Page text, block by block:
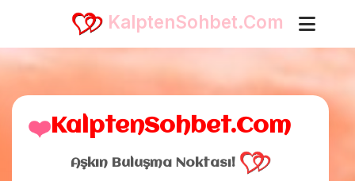
KalptenSohbet.Com
❤️KalptenSohbet.Com
Aşkın Buluşma Noktası!